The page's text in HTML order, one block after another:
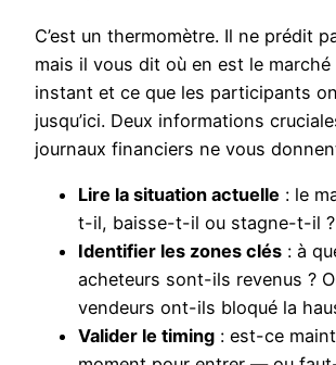
C’est un thermomètre. Il ne prédit
mais il vous dit où en est le marché
instant et ce que les participants
jusqu’ici. Deux informations
journaux financiers ne vous
Lire la situation actuelle : le
t-il, baisse-t-il ou stagne-t-il ?
Identifier les zones clés : à
acheteurs sont-ils revenus ?
vendeurs ont-ils bloqué la
Valider le timing : est-ce